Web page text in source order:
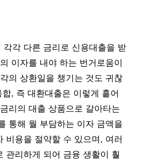
각각 다른 금리로 신용대출을 받
이자를 내야 하는 번거로움이
의 상환일을 챙기는 것도 귀찮
, 즉 대환대출은 이렇게 흩어
리의 대출 상품으로 갈아타는
통해 월 부담하는 이자 금액을
비용을 절약할 수 있으며, 여러
관리하게 되어 금융 생활이 훨